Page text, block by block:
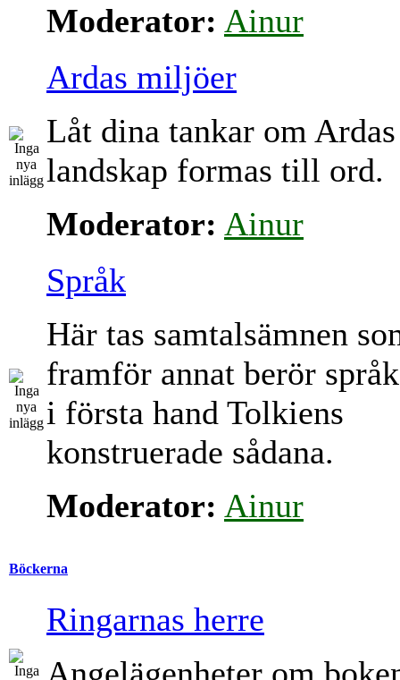
Moderator: Ainur
Ardas miljöer
Låt dina tankar om Ardas
landskap formas till ord.
Moderator: Ainur
Språk
Här tas samtalsämnen
framför annat berör
i första hand Tolkiens
konstruerade sådana.
Moderator: Ainur
Böckerna
Ringarnas herre